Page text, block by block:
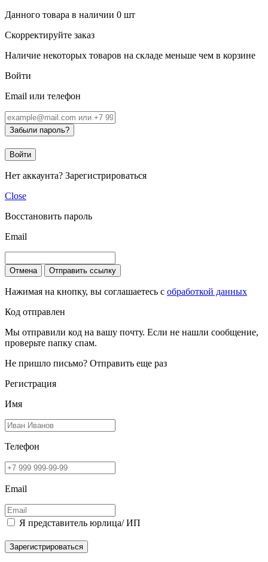
Данного товара в наличии 0 шт
Скорректируйте заказ
Наличие некоторых товаров на складе меньше чем в корзине
Войти
Email или телефон
Забыли пароль?
Войти
Нет аккаунта? Зарегистрироваться
Close
Восстановить пароль
Email
Отмена Отправить ссылку
Нажимая на кнопку, вы соглашаетесь с обработкой данных
Код отправлен
Мы отправили код на вашу почту. Если не нашли сообщение,
проверьте папку спам.
Не пришло письмо? Отправить еще раз
Регистрация
Имя
Телефон
Email
Я представитель юрлица/ ИП
Зарегистрироваться